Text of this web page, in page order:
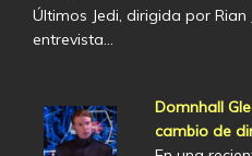
Últimos Jedi, dirigida por Rian
entrevista…
Domnhall
cambio de